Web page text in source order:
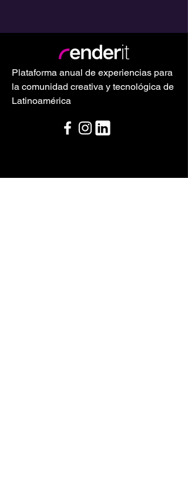
Plataforma anual de experiencias para
la comunidad creativa y tecnológica de
Latinoamérica